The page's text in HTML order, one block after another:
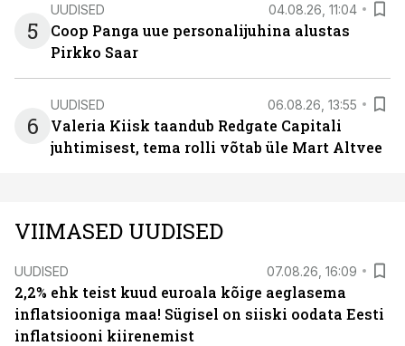
5
UUDISED 04.08.26, 11:04
Coop Panga uue personalijuhina alustas
Pirkko Saar
6
UUDISED 06.08.26, 13:55
Valeria Kiisk taandub Redgate Capitali
juhtimisest, tema rolli võtab üle Mart Altvee
VIIMASED UUDISED
UUDISED 07.08.26, 16:09
2,2% ehk teist kuud euroala kõige aeglasema
inflatsiooniga maa! Sügisel on siiski oodata Eesti
inflatsiooni kiirenemist